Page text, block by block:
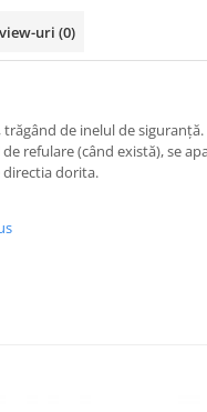
uri (0)
de inelul de siguranță.
refulare (când există), se
dorita.